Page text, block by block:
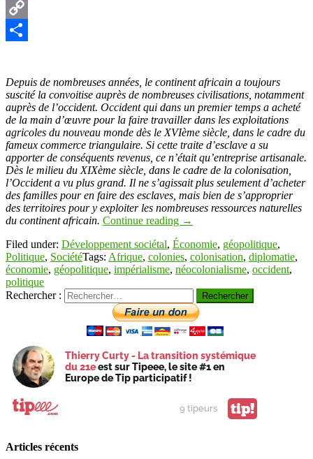
Pinterest
Copy
Depuis de nombreuses années, le continent africain a toujours
suscité la convoitise auprès de nombreuses civilisations, notamment
auprès de l’occident. Occident qui dans un premier temps a acheté
de la main d’œuvre pour la faire travailler dans les exploitations
agricoles du nouveau monde dès le XVIème siècle, dans le cadre du
fameux commerce triangulaire. Si cette traite d’esclave a su
apporter de conséquents revenus, ce n’était qu’entreprise artisanale.
Dès le milieu du XIXème siècle, dans le cadre de la colonisation,
l’Occident a vu plus grand. Il ne s’agissait plus seulement d’acheter
des familles pour en faire des esclaves, mais bien de s’approprier
des territoires pour y exploiter les nombreuses ressources naturelles
du continent africain. Continue reading →
Filed under: Développement sociétal, Économie, géopolitique,
Politique, SociétéTags: Afrique, colonies, colonisation, diplomatie,
économie, géopolitique, impérialisme, néocolonialisme, occident,
politique
Rechercher :
Thierry Curty - La transition systémique
du 21eest sur Tipeee, le site #1 en
Europe de Tip participatif !
9 tipeurs tip!
Articles récents